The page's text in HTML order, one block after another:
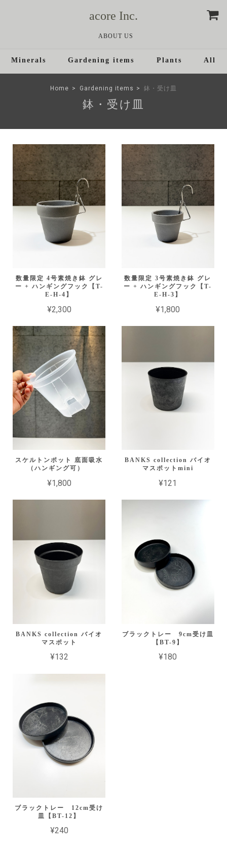
acore Inc.
ABOUT US
Minerals Gardening items Plants All
Home Gardening items 鉢・受け皿
鉢・受け皿
数量限定 4号素焼き鉢 グレ
ー + ハンギングフック【T-
E-H-4】
¥2,300
数量限定 3号素焼き鉢 グレ
ー + ハンギングフック【T-
E-H-3】
¥1,800
スケルトンポット 底面吸水
（ハンギング可）
¥1,800
BANKS collection バイオ
マスポットmini
¥121
BANKS collection バイオ
マスポット
¥132
ブラックトレー 9cm受け皿
【BT-9】
¥180
ブラックトレー 12cm受け
皿【BT-12】
¥240